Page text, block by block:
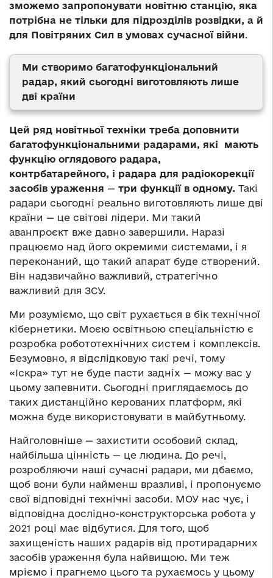
зможемо запропонувати новітню станцію, яка
потрібна не тільки для підрозділів розвідки, а й
для Повітряних Сил в умовах сучасної війни
Ми створимо багатофункціональний
радар, який сьогодні виготовляють лише
дві країни
Цей ряд новітньої техніки треба доповнити
багатофункціональними радарами, які мають
функцію оглядового радара,
контрбатарейного, і радара для радіокорекції
засобів ураження — три функції в одному. Такі
радари сьогодні реально виготовляють лише дві
країни — це світові лідери. Ми такий
аванпроєкт вже давно завершили. Наразі
працюємо над його окремими системами, і я
переконаний, що такий апарат буде створений.
Він надзвичайно важливий, стратегічно
важливий для ЗСУ.
Ми розуміємо, що світ рухається в бік технічної
кібернетики. Моєю освітньою спеціальністю є
розробка робототехнічних систем і комплексів.
Безумовно, я відслідковую такі речі, тому
«Іскра» тут не буде пасти задніх — можу вас у
цьому запевнити. Сьогодні приглядаємось до
таких дистанційно керованих платформ, які
можна буде використовувати в майбутньому.
Найголовніше — захистити особовий склад,
найбільша цінність — це людина. До речі,
розробляючи наші сучасні радари, ми дбаємо,
щоб вони були найменш вразливі, і пропонуємо
свої відповідні технічні засоби. МОУ нас чує, і
відповідна дослідно-конструкторська робота у
2021 році має відбутися. Для того, щоб
захищеність наших радарів від протирадарних
засобів ураження була найвищою. Ми теж
мріємо і прагнемо цього та рухаємось у цьому